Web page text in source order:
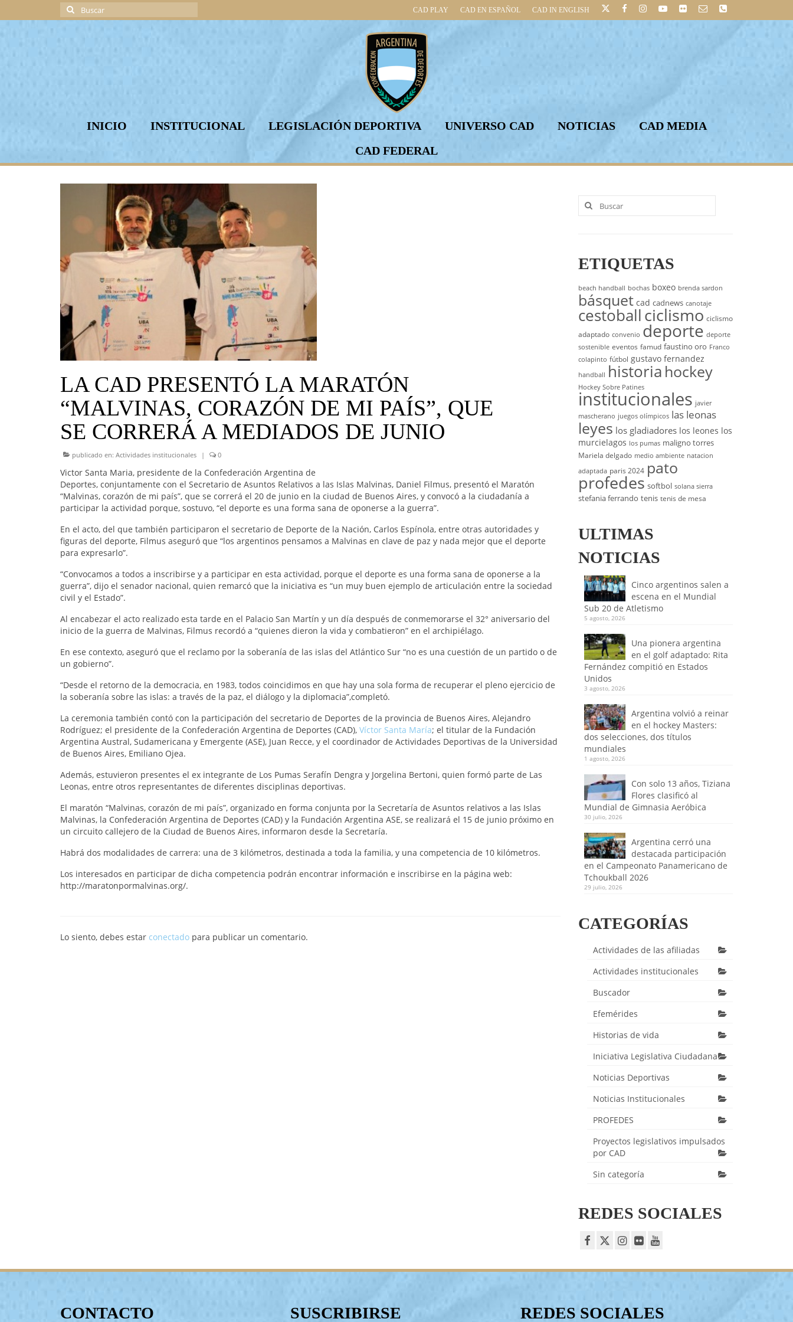
CAD PLAY CAD EN ESPAÑOL CAD IN ENGLISH
Buscar
por:
INICIO INSTITUCIONAL LEGISLACIÓN DEPORTIVA UNIVERSO CAD NOTICIAS
CAD MEDIA
CAD FEDERAL
LA CAD PRESENTÓ LA MARATÓN
“MALVINAS, CORAZÓN DE MI PAÍS”, QUE
SE CORRERÁ A MEDIADOS DE JUNIO
publicado en: Actividades institucionales | 0
Victor Santa Maria, presidente de la Confederación Argentina de
Deportes, conjuntamente con el Secretario de Asuntos Relativos a las Islas Malvinas, Daniel Filmus, presentó el Maratón
“Malvinas, corazón de mi país”, que se correrá el 20 de junio en la ciudad de Buenos Aires, y convocó a la ciudadanía a
participar la actividad porque, sostuvo, “el deporte es una forma sana de oponerse a la guerra”.
En el acto, del que también participaron el secretario de Deporte de la Nación, Carlos Espínola, entre otras autoridades y
figuras del deporte, Filmus aseguró que “los argentinos pensamos a Malvinas en clave de paz y nada mejor que el deporte
para expresarlo”.
“Convocamos a todos a inscribirse y a participar en esta actividad, porque el deporte es una forma sana de oponerse a la
guerra”, dijo el senador nacional, quien remarcó que la iniciativa es “un muy buen ejemplo de articulación entre la sociedad
civil y el Estado”.
Al encabezar el acto realizado esta tarde en el Palacio San Martín y un día después de conmemorarse el 32° aniversario del
inicio de la guerra de Malvinas, Filmus recordó a “quienes dieron la vida y combatieron” en el archipiélago.
En ese contexto, aseguró que el reclamo por la soberanía de las islas del Atlántico Sur “no es una cuestión de un partido o de
un gobierno”.
“Desde el retorno de la democracia, en 1983, todos coincidimos en que hay una sola forma de recuperar el pleno ejercicio de
la soberanía sobre las islas: a través de la paz, el diálogo y la diplomacia”,completó.
La ceremonia también contó con la participación del secretario de Deportes de la provincia de Buenos Aires, Alejandro
Rodríguez; el presidente de la Confederación Argentina de Deportes (CAD), Víctor Santa María; el titular de la Fundación
Argentina Austral, Sudamericana y Emergente (ASE), Juan Recce, y el coordinador de Actividades Deportivas de la Universidad
de Buenos Aires, Emiliano Ojea.
Además, estuvieron presentes el ex integrante de Los Pumas Serafín Dengra y Jorgelina Bertoni, quien formó parte de Las
Leonas, entre otros representantes de diferentes disciplinas deportivas.
El maratón “Malvinas, corazón de mi país”, organizado en forma conjunta por la Secretaría de Asuntos relativos a las Islas
Malvinas, la Confederación Argentina de Deportes (CAD) y la Fundación Argentina ASE, se realizará el 15 de junio próximo en
un circuito callejero de la Ciudad de Buenos Aires, informaron desde la Secretaría.
Habrá dos modalidades de carrera: una de 3 kilómetros, destinada a toda la familia, y una competencia de 10 kilómetros.
Los interesados en participar de dicha competencia podrán encontrar información e inscribirse en la página web:
http://maratonpormalvinas.org/.
Lo siento, debes estar conectado para publicar un comentario.
Buscar
por:
ETIQUETAS
beach handball bochas boxeo brenda sardon
básquet cad cadnews canotaje
cestoballciclismo ciclismo
adaptado convenio deporte deporte
sostenible eventos famud faustino oro Franco
colapinto fútbol gustavo fernandez
handball historia hockey
Hockey Sobre Patines
institucionales javier
mascherano juegos olímpicos las leonas
leyes los gladiadores los leones los
murcielagos los pumas maligno torres
Mariela delgado medio ambiente natacion
adaptada paris 2024 pato
profedes softbol solana sierra
stefania ferrando tenis tenis de mesa
ULTIMAS
NOTICIAS
Cinco argentinos salen a
escena en el Mundial
Sub 20 de Atletismo
5 agosto, 2026
Una pionera argentina
en el golf adaptado: Rita
Fernández compitió en Estados
Unidos
3 agosto, 2026
Argentina volvió a reinar
en el hockey Masters:
dos selecciones, dos títulos
mundiales
1 agosto, 2026
Con solo 13 años, Tiziana
Flores clasificó al
Mundial de Gimnasia Aeróbica
30 julio, 2026
Argentina cerró una
destacada participación
en el Campeonato Panamericano de
Tchoukball 2026
29 julio, 2026
CATEGORÍAS
Actividades de las afiliadas
Actividades institucionales
Buscador
Efemérides
Historias de vida
Iniciativa Legislativa Ciudadana
Noticias Deportivas
Noticias Institucionales
PROFEDES
Proyectos legislativos impulsados
por CAD
Sin categoría
REDES SOCIALES
CONTACTO SUSCRIBIRSE REDES SOCIALES